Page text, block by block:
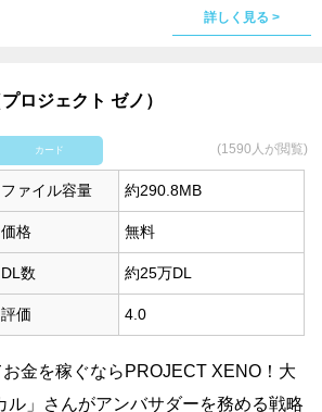
詳しく見る >
ロジェクト ゼノ）
カード (1590人が閲覧)
ファイル容量 約290.8MB
価格 無料
DL数 約25万DL
評価 4.0
金を稼ぐならPROJECT XENO！大
ル」さんがアンバサダーを務める戦略